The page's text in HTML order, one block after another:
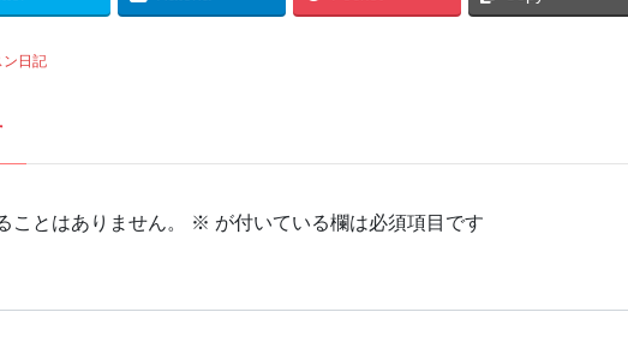
ン日記
ことはありません。 ※ が付いている欄は必須項目です